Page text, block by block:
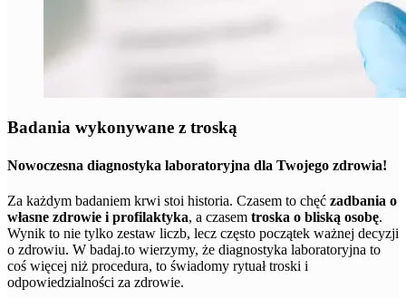
Badania wykonywane z troską
Nowoczesna diagnostyka laboratoryjna dla Twojego zdrowia!
Za każdym badaniem krwi stoi historia. Czasem to chęć zadbania o
własne zdrowie i profilaktyka, a czasem troska o bliską osobę.
Wynik to nie tylko zestaw liczb, lecz często początek ważnej decyzji
o zdrowiu. W badaj.to wierzymy, że diagnostyka laboratoryjna to
coś więcej niż procedura, to świadomy rytuał troski i
odpowiedzialności za zdrowie.